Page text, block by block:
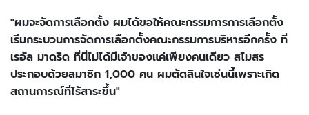
"ผมจะจัดการเลือกตั้ง ผมได้ขอให้คณะกรรมการการเลือกตั้ง
เริ่มกระบวนการจัดการเลือกตั้งคณะกรรมการบริหารอีกครั้ง ที่
เรอัล มาดริด ที่นี่ไม่ได้มีเจ้าของแค่เพียงคนเดียว สโมสร
ประกอบด้วยสมาชิก 1,000 คน ผมตัดสินใจเช่นนี้เพราะเกิด
สถานการณ์ที่ไร้สาระขึ้น"